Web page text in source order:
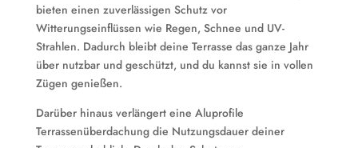
bieten einen zuverlässigen Schutz vor
Witterungseinflüssen wie Regen, Schnee und UV-
Strahlen. Dadurch bleibt deine Terrasse das ganze Jahr
über nutzbar und geschützt, und du kannst sie in vollen
Zügen genießen.
Darüber hinaus verlängert eine Aluprofile
Terrassenüberdachung die Nutzungsdauer deiner